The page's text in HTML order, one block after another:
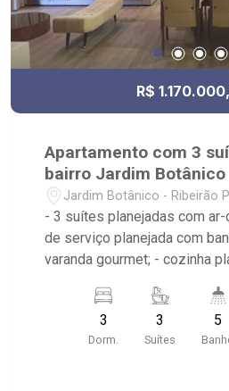
R$
Apartamento com 3
bairro Jardim Botânico
Jardim Botânico - Ribeirão
- 3 suítes planejadas com
de serviço planejada com
varanda gourmet; - cozinha
espelho; - Condomínio com
fitness e salão de festas;
3
Dorm.
3
Suítes
5